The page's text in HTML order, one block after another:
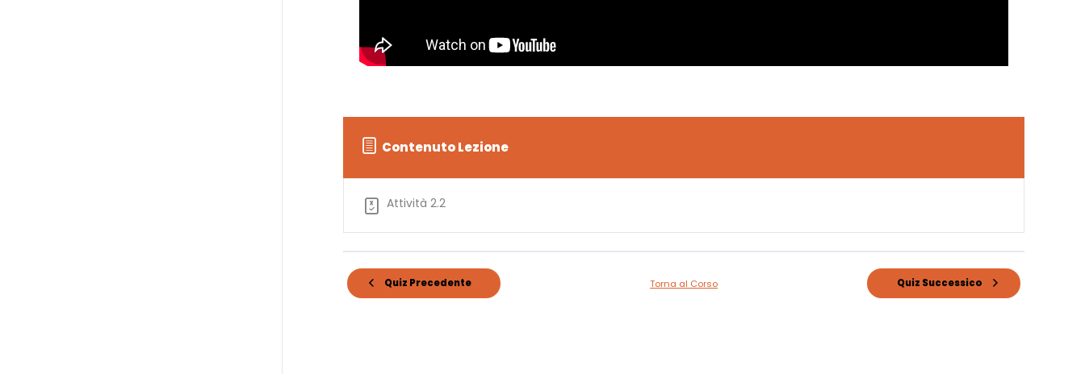
Contenuto Lezione
Attività 2.2
Quiz Precedente Torna al Corso Quiz Successico